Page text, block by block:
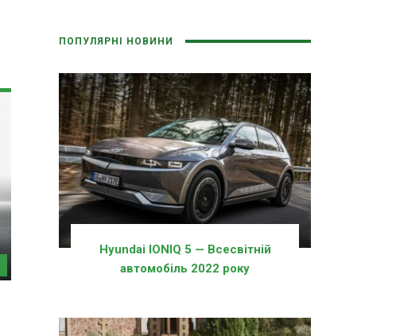
ПОПУЛЯРНІ НОВИНИ
Hyundai IONIQ 5 — Всесвітній
автомобіль 2022 року